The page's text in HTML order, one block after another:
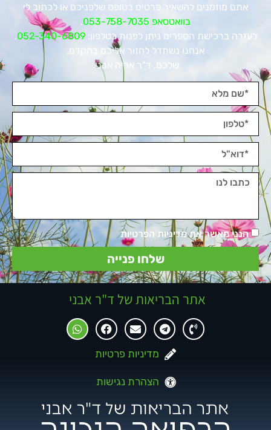
אתם מוזמנים להשאיר פרטים בטופס שלפניכם או לכתוב לי
בוואטסאפ 053-758-7035
.
לעזרה ברכישת הספרים ניתן לפנות בטלפון:052-340-6809
.
אנחנו נשתדל לחזור אליכם בהקדם.
שלכם, ד"ר אריה אבני.
הנני מאשר את מדיניות הפרטיות
שלחו פנייה
אתר הבריאות של ד"ר אבני
מדיניות פרטיות
הצהרת נגישות